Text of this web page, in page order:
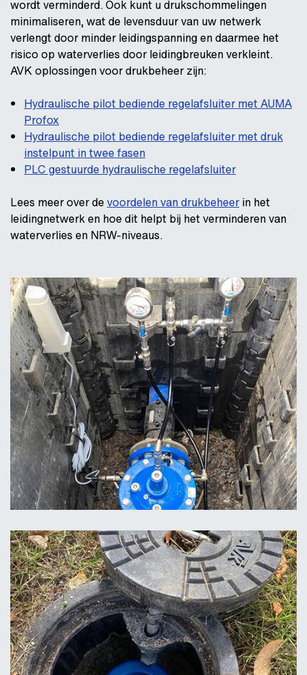
wordt verminderd. Ook kunt u drukschommelingen
minimaliseren, wat de levensduur van uw netwerk
verlengt door minder leidingspanning en daarmee het
risico op waterverlies door leidingbreuken verkleint.
AVK oplossingen voor drukbeheer zijn:
Hydraulische pilot bediende regelafsluiter met AUMA
Profox
Hydraulische pilot bediende regelafsluiter met druk
instelpunt in twee fasen
PLC gestuurde hydraulische regelafsluiter
Lees meer over devoordelen van drukbeheerin het
leidingnetwerk en hoe dit helpt bij het verminderen van
waterverlies en NRW-niveaus.